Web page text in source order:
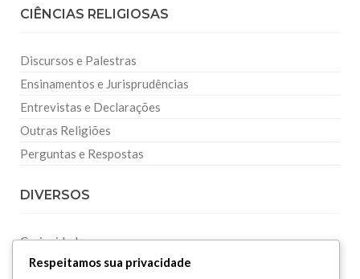
CIÊNCIAS RELIGIOSAS
Discursos e Palestras
Ensinamentos e Jurisprudências
Entrevistas e Declarações
Outras Religiões
Perguntas e Respostas
DIVERSOS
Curiosidades
Dicionário Islâmico
Respeitamos sua privacidade